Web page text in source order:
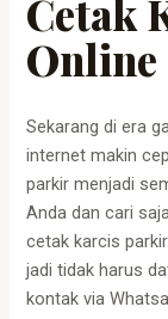
Cetak
Sekarang di era
internet makin
parkir menjadi
Anda dan cari
cetak karcis
jadi tidak harus
kontak via